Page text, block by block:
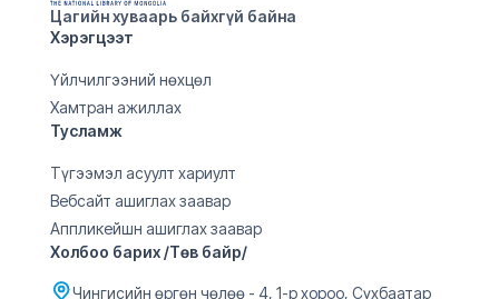
Цагийн хуваарь байхгүй байна
Хэрэгцээт
Үйлчилгээний нөхцөл
Хамтран ажиллах
Тусламж
Түгээмэл асуулт хариулт
Вебсайт ашиглах заавар
Аппликейшн ашиглах заавар
Холбоо барих /Төв байр/
Чингисийн өргөн чөлөө - 4, 1-р хороо, Сүхбаатар